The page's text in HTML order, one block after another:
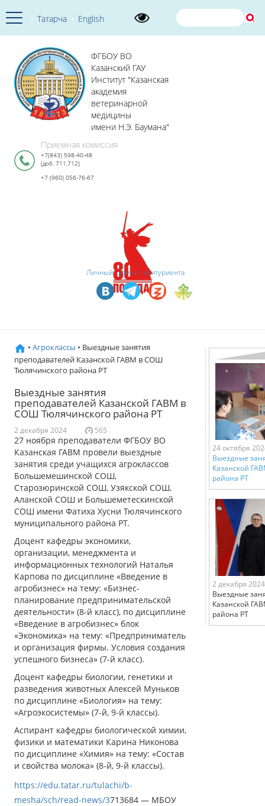
Татарча English
ФГБОУ ВО
Казанский ГАУ
Институт "Казанская
академия
ветеринарной
медицины
имени Н.Э. Баумана"
Приемная комиссия
+7(843) 598-40-48
(доб. 711,712)
+7 (960) 056-76-67
Личный кабинет абитуриента
• Агроклассы • Выездные занятия
преподавателей Казанской ГАВМ в СОШ
Тюлячинского района РТ
Выездные занятия
преподавателей Казанской ГАВМ в
СОШ Тюлячинского района РТ
2 декабря 2024 565
27 ноября преподаватели ФГБОУ ВО
Казанская ГАВМ провели выездные
занятия среди учащихся агроклассов
Большемешинской СОШ,
Старозюринской СОШ, Узякской СОШ,
Аланской СОШ и Большеметескинской
СОШ имени Фатиха Хусни Тюлячинского
муниципального района РТ.
Доцент кафедры экономики,
организации, менеджмента и
информационных технологий Наталья
Карпова по дисциплине «Введение в
агробизнес» на тему: «Бизнес-
планирование предпринимательской
деятельности» (8-й класс), по дисциплине
«Введение в агробизнес» блок
«Экономика» на тему: «Предприниматель
и организация фирмы. Условия создания
успешного бизнеса» (7-й класс).
Доцент кафедры биологии, генетики и
разведения животных Алексей Муньков
по дисциплине «Биология» на тему:
«Агроэкосистемы» (7-й, 9-й классы).
Аспирант кафедры биологической химии,
физики и математики Карина Никонова
по дисциплине «Химия» на тему: «Состав
и свойства молока» (8-й, 9-й классы).
https://edu.tatar.ru/tulachi/b-
mesha/sch/read-news/3713684 — МБОУ
24 октября
Выездные
Казанской
района РТ
2 декабря 2024
Выездные
Казанской
района РТ